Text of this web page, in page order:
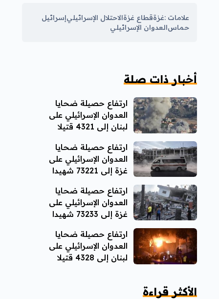
علامات :غزةقطاع غزةالاحتلال الإسرائيليإسرائيل
حماسالعدوان الإسرائيلي
أخبار ذات صلة
ارتفاع حصيلة ضحايا
العدوان الإسرائيلي على
لبنان إلى 4321 قتيلا
ارتفاع حصيلة ضحايا
العدوان الإسرائيلي على
غزة إلى 73221 شهيدا
ارتفاع حصيلة ضحايا
العدوان الإسرائيلي على
غزة إلى 73233 شهيدا
ارتفاع حصيلة ضحايا
العدوان الإسرائيلي على
لبنان إلى 4328 قتيلا
الأكثر قراءة